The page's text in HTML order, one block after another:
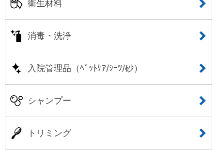
衛生材料
消毒・洗浄
入院管理品（ﾍﾟｯﾄｹｱ/ｼｰﾂ/砂）
シャンプー
トリミング